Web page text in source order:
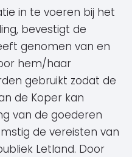
in te voeren bij het
bevestigt de
genomen van en
hem/haar
gebruikt zodat de
de Koper kan
van de goederen
de vereisten van
Letland. Door